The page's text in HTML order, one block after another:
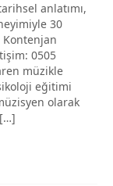
anlatımı,
30
Kontenjan
0505
müzikle
eğitimi
olarak